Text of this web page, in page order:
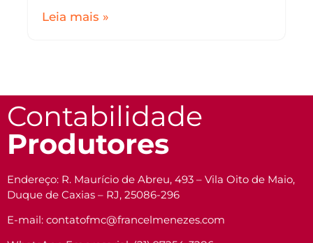
Leia mais »
Contabilidade
Produtores
Endereço: R. Maurício de Abreu, 493 – Vila Oito de Maio,
Duque de Caxias – RJ, 25086-296
E-mail: contatofmc@francelmenezes.com